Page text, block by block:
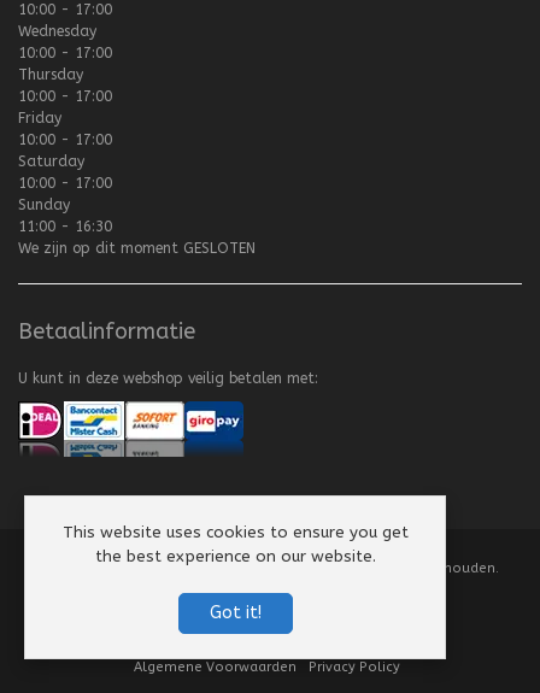
10:00 - 17:00
Wednesday
10:00 - 17:00
Thursday
10:00 - 17:00
Friday
10:00 - 17:00
Saturday
10:00 - 17:00
Sunday
11:00 - 16:30
We zijn op dit moment GESLOTEN
Betaalinformatie
U kunt in deze webshop veilig betalen met:
2008-2026 Texel Vliegerhuis. Alle rechten voorbehouden.
Algemene Voorwaarden Privacy Policy
This website uses cookies to ensure you get
the best experience on our website.
Got it!